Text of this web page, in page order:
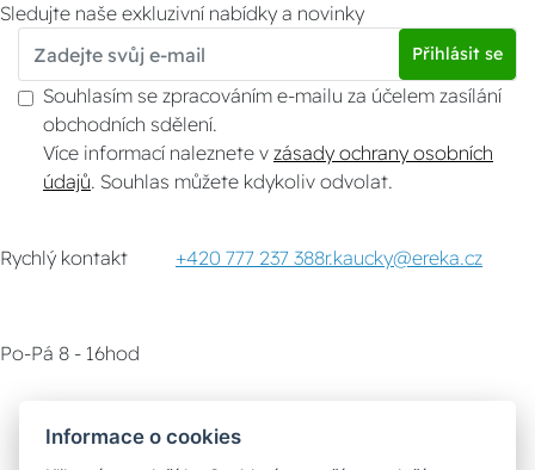
Sledujte naše exkluzivní nabídky a novinky
Přihlásit se
Souhlasím se zpracováním e-mailu za účelem zasílání
obchodních sdělení.
Více informací naleznete v zásady ochrany osobních
údajů . Souhlas můžete kdykoliv odvolat.
Rychlý kontakt +420 777 237 388r.kaucky@ereka.cz
Po-Pá 8 - 16hod
Informace o cookies